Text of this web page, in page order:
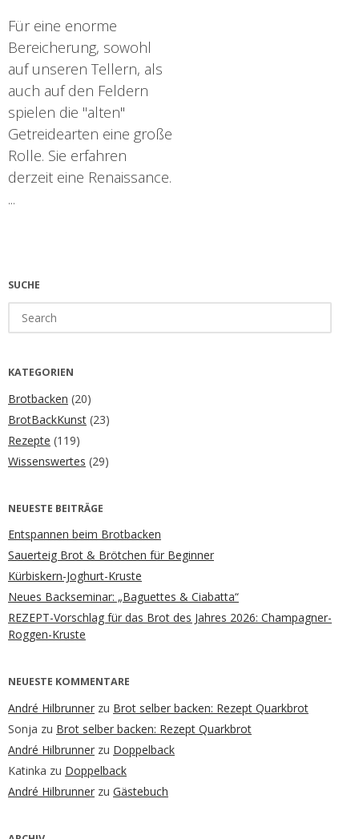
Für eine enorme
Bereicherung, sowohl
auf unseren Tellern, als
auch auf den Feldern
spielen die "alten"
Getreidearten eine große
Rolle. Sie erfahren
derzeit eine Renaissance.
...
SUCHE
for:
KATEGORIEN
Brotbacken (20)
BrotBackKunst (23)
Rezepte (119)
Wissenswertes (29)
NEUESTE BEITRÄGE
Entspannen beim Brotbacken
Sauerteig Brot & Brötchen für Beginner
Kürbiskern-Joghurt-Kruste
Neues Backseminar: „Baguettes & Ciabatta“
REZEPT-Vorschlag für das Brot des Jahres 2026: Champagner-
Roggen-Kruste
NEUESTE KOMMENTARE
André Hilbrunner zu Brot selber backen: Rezept Quarkbrot
Sonja zu Brot selber backen: Rezept Quarkbrot
André Hilbrunner zu Doppelback
Katinka zu Doppelback
André Hilbrunner zu Gästebuch